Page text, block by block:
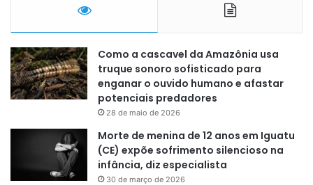
Como a cascavel da Amazônia usa
truque sonoro sofisticado para
enganar o ouvido humano e afastar
potenciais predadores
28 de maio de 2026
Morte de menina de 12 anos em Iguatu
(CE) expõe sofrimento silencioso na
infância, diz especialista
30 de março de 2026